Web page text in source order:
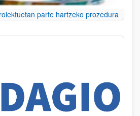
parte hartzeko prozedura